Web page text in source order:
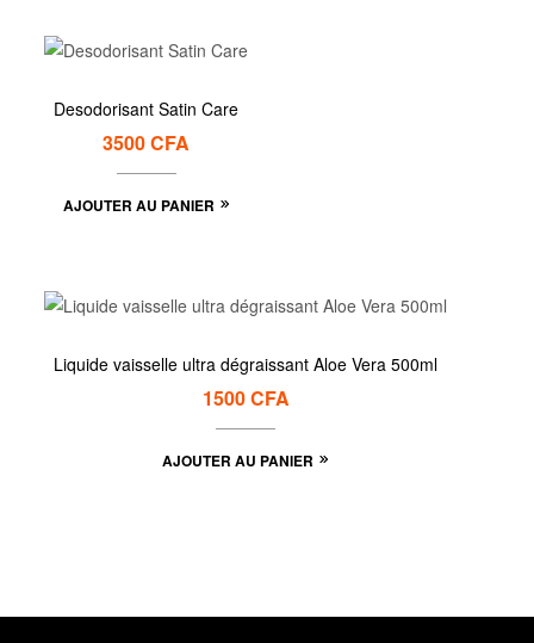
Desodorisant Satin Care
3500CFA
AJOUTER AU PANIER
Liquide vaisselle ultra dégraissant Aloe Vera 500ml
1500CFA
AJOUTER AU PANIER